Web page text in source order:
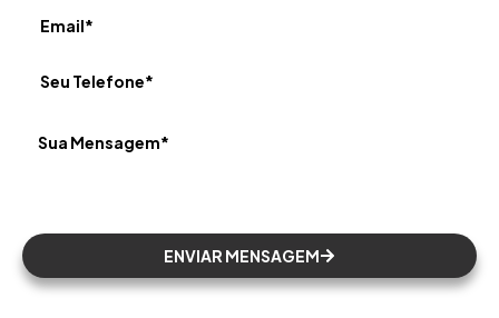
ENVIAR MENSAGEM